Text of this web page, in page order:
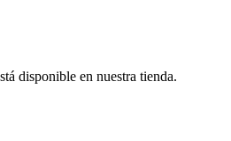
disponible en nuestra tienda.